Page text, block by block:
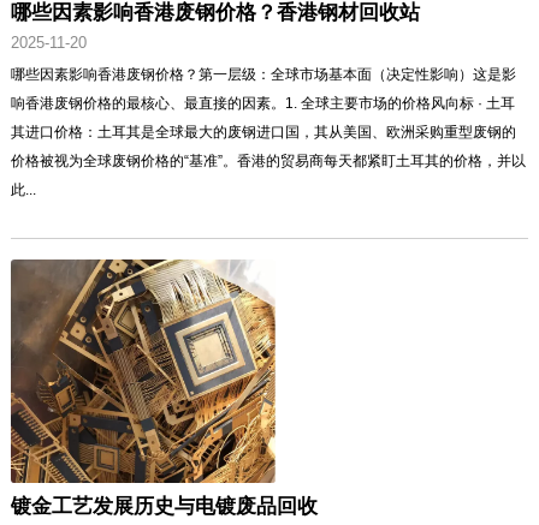
哪些因素影响香港废钢价格？香港钢材回收站
2025-11-20
哪些因素影响香港废钢价格？第一层级：全球市场基本面（决定性影响）这是影
响香港废钢价格的最核心、最直接的因素。1. 全球主要市场的价格风向标 · 土耳
其进口价格：土耳其是全球最大的废钢进口国，其从美国、欧洲采购重型废钢的
价格被视为全球废钢价格的“基准”。香港的贸易商每天都紧盯土耳其的价格，并以
此...
镀金工艺发展历史与电镀废品回收